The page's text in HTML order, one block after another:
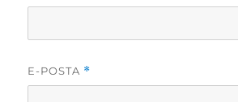
E-POSTA *